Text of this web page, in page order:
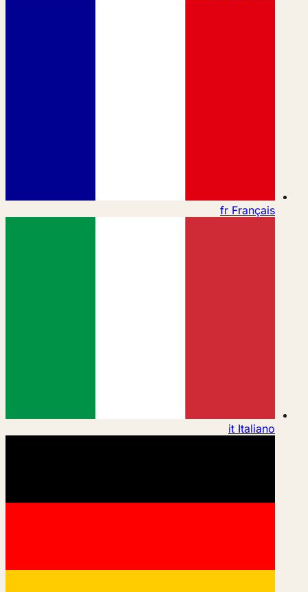
fr Français
it Italiano